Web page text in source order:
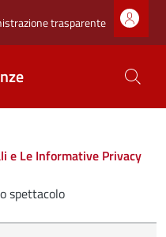
superiore
trasparente
e Le Informative Privacy
spettacolo